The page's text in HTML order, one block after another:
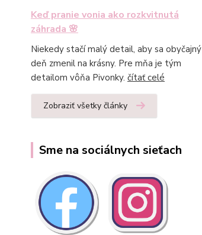
Keď pranie vonia ako rozkvitnutá
záhrada 🌸
Niekedy stačí malý detail, aby sa obyčajný
deň zmenil na krásny. Pre mňa je tým
detailom vôňa Pivonky. čítať celé
Zobraziť všetky články
Sme na sociálnych sieťach